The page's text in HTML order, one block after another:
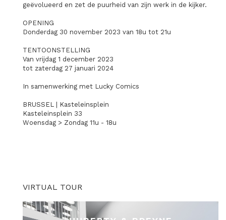
geëvolueerd en zet de puurheid van zijn werk in de kijker.
OPENING
Donderdag 30 november 2023 van 18u tot 21u
TENTOONSTELLING
Van vrijdag 1 december 2023
tot zaterdag 27 januari 2024
In samenwerking met Lucky Comics
BRUSSEL | Kasteleinsplein
Kasteleinsplein 33
Woensdag > Zondag 11u - 18u
VIRTUAL TOUR